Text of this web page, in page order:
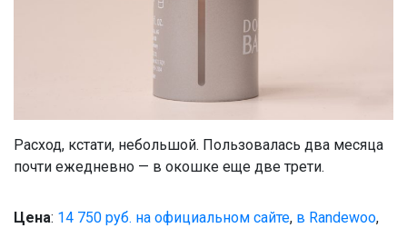
Расход, кстати, небольшой. Пользовалась два месяца
почти ежедневно — в окошке еще две трети.
Цена: 14 750 руб. на официальном сайте, в Randewoo,